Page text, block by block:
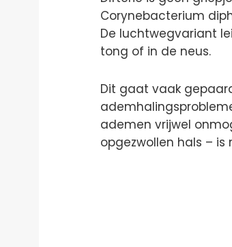
Corynebacterium
De luchtwegvariant
tong of in de neus.
Dit gaat vaak
ademen vrijwel
opgezwollen hals – is